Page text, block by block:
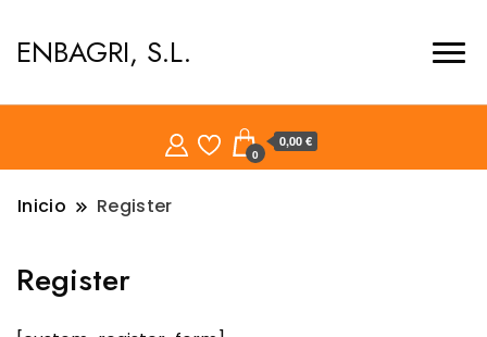
ENBAGRI, S.L.
0
0,00 €
Inicio Register
Register